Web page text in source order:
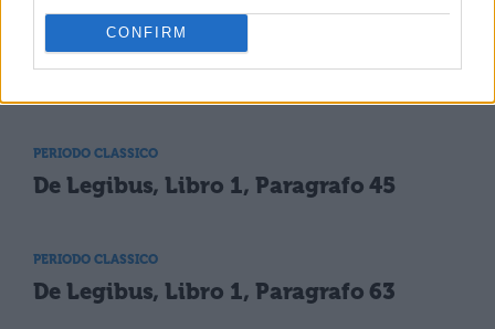
CONFIRM
PERIODO CLASSICO
PERIODO CLASSICO
De Legibus, Libro 1, Paragrafo 45
PERIODO CLASSICO
De Legibus, Libro 1, Paragrafo 63